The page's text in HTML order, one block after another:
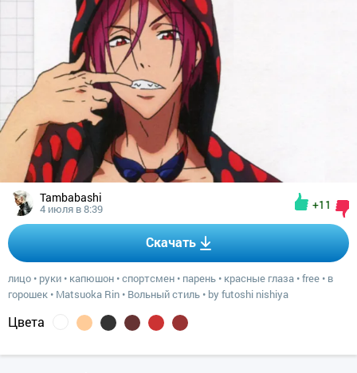
Tambabashi
4 июля в 8:39 +11
Скачать
лицо • руки • капюшон •спортсмен • парень • красные глаза •free • в
горошек • Matsuoka Rin • Вольный стиль • by futoshi nishiya
Цвета